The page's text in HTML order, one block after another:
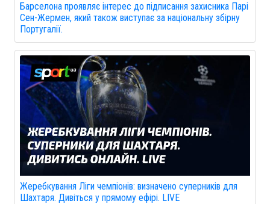
Барселона проявляє інтерес до підписання захисника Парі
Сен-Жермен, який також виступає за національну збірну
Португалії.
Жеребкування Ліги чемпіонів: визначено суперників для
Шахтаря. Дивіться у прямому ефірі. LIVE